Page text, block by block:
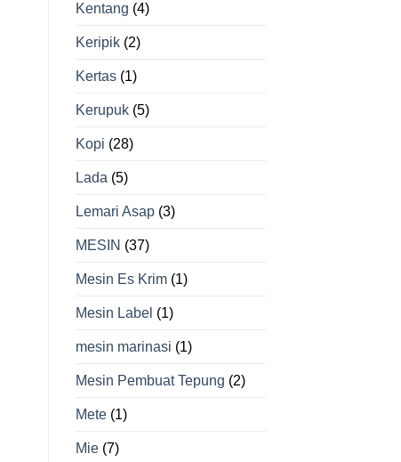
Kentang (4)
Keripik (2)
Kertas (1)
Kerupuk (5)
Kopi (28)
Lada (5)
Lemari Asap (3)
MESIN (37)
Mesin Es Krim (1)
Mesin Label (1)
mesin marinasi (1)
Mesin Pembuat Tepung (2)
Mete (1)
Mie (7)